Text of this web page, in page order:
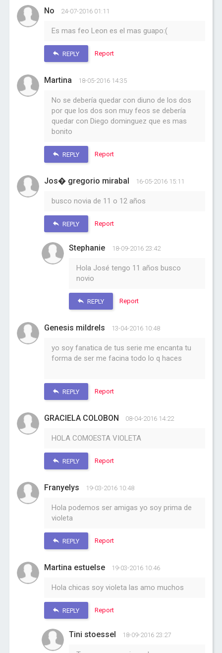
No 24-07-2016 01:11
Es mas feo Leon es el mas guapo:(
REPLY Report
Martina 18-05-2016 14:35
No se debería quedar con diuno de los dos
por que los dos son muy feos se debería
quedar con Diego dominguez que es mas
bonito
REPLY Report
Jos� gregorio mirabal 16-05-2016 15:11
busco novia de 11 o 12 años
REPLY Report
Stephanie 18-09-2016 23:42
Hola José tengo 11 años busco
novio
REPLY Report
Genesis mildrels 13-04-2016 10:48
yo soy fanatica de tus serie me encanta tu
forma de ser me facina todo lo q haces
REPLY Report
GRACIELA COLOBON 08-04-2016 14:22
HOLA COMOESTA VIOLETA
REPLY Report
Franyelys 19-03-2016 10:48
Hola podemos ser amigas yo soy prima de
violeta
REPLY Report
Martina estuelse 19-03-2016 10:46
Hola chicas soy violeta las amo muchos
REPLY Report
Tini stoessel 18-09-2016 23:27